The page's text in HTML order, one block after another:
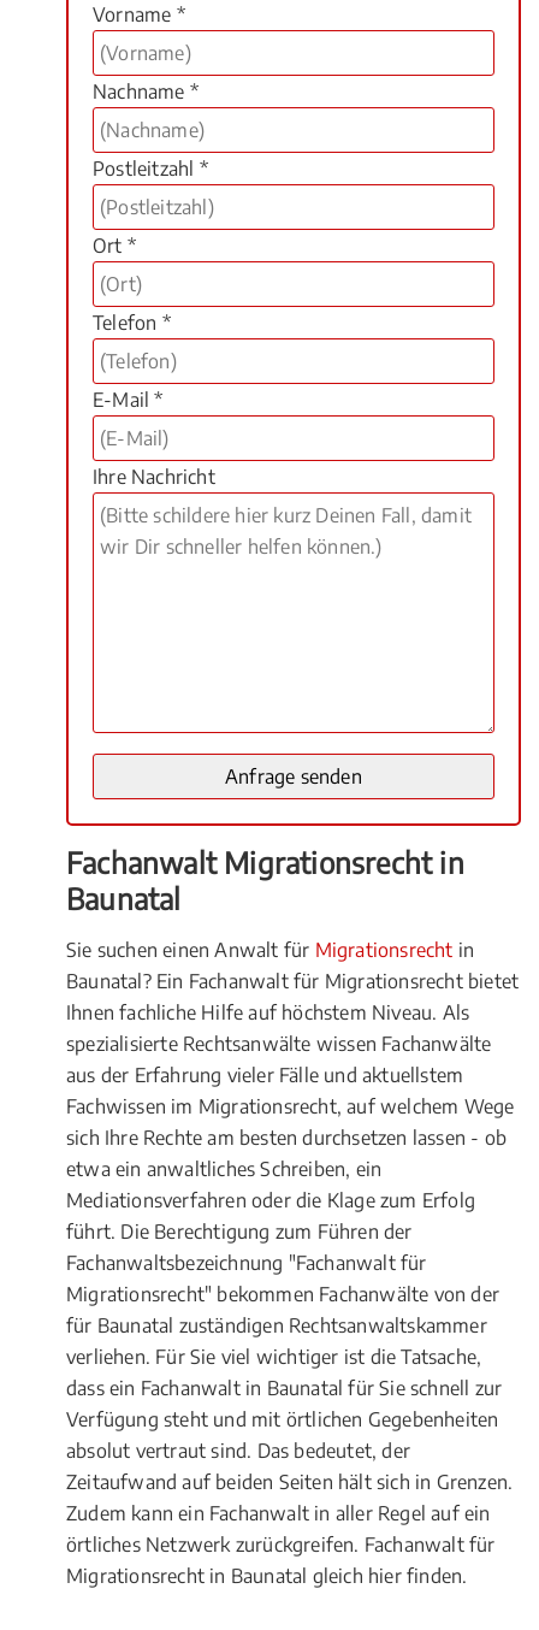
Vorname *
Nachname *
Postleitzahl *
Ort *
Telefon *
E-Mail *
Ihre Nachricht
Fachanwalt Migrationsrecht in
Baunatal
Sie suchen einen Anwalt für Migrationsrecht in
Baunatal? Ein Fachanwalt für Migrationsrecht bietet
Ihnen fachliche Hilfe auf höchstem Niveau. Als
spezialisierte Rechtsanwälte wissen Fachanwälte
aus der Erfahrung vieler Fälle und aktuellstem
Fachwissen im Migrationsrecht, auf welchem Wege
sich Ihre Rechte am besten durchsetzen lassen - ob
etwa ein anwaltliches Schreiben, ein
Mediationsverfahren oder die Klage zum Erfolg
führt. Die Berechtigung zum Führen der
Fachanwaltsbezeichnung "Fachanwalt für
Migrationsrecht" bekommen Fachanwälte von der
für Baunatal zuständigen Rechtsanwaltskammer
verliehen. Für Sie viel wichtiger ist die Tatsache,
dass ein Fachanwalt in Baunatal für Sie schnell zur
Verfügung steht und mit örtlichen Gegebenheiten
absolut vertraut sind. Das bedeutet, der
Zeitaufwand auf beiden Seiten hält sich in Grenzen.
Zudem kann ein Fachanwalt in aller Regel auf ein
örtliches Netzwerk zurückgreifen. Fachanwalt für
Migrationsrecht in Baunatal gleich hier finden.